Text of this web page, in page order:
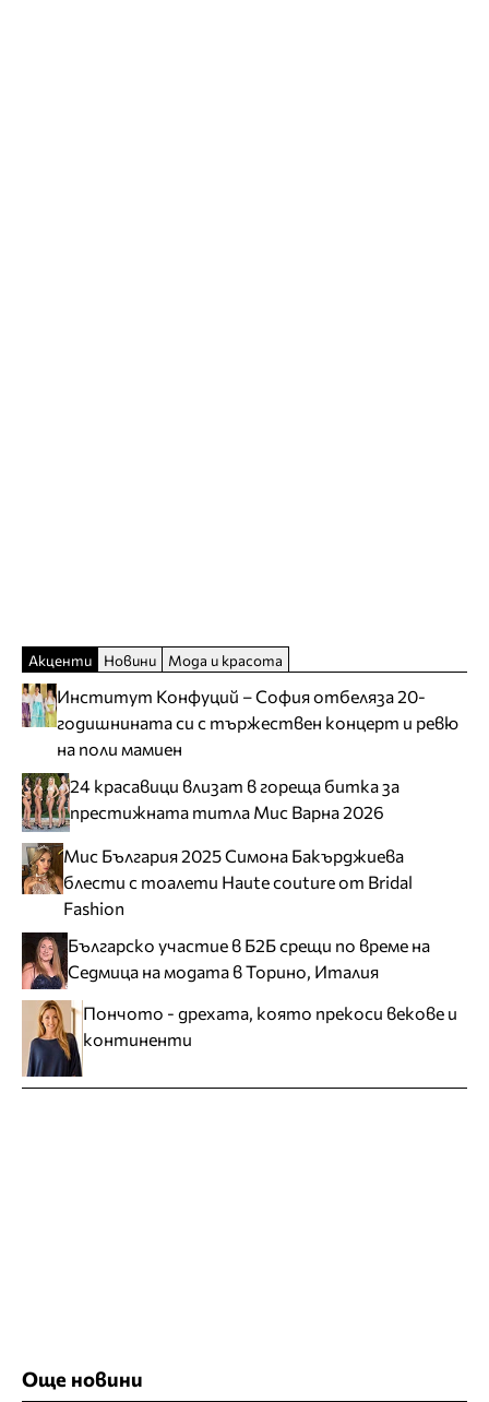
Акценти Новини Мода и красота
Институт Конфуций – София отбеляза 20-
годишнината си с тържествен концерт и ревю
на поли мамиен
24 красавици влизат в гореща битка за
престижната титла Мис Варна 2026
Мис България 2025 Симона Бакърджиева
блести с тоалети Haute couture от Bridal
Fashion
Българско участие в Б2Б срещи по време на
Седмица на модата в Торино, Италия
Пончото - дрехата, която прекоси векове и
континенти
Още новини